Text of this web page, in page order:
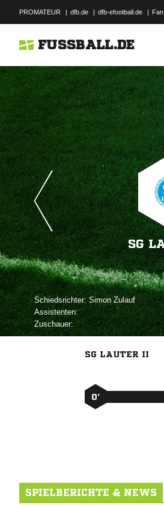
PROMATEUR | dfb.de | dfb-efootball.de |
FUSSBALL.DE
SG
Schiedsrichter: 
Assistenten:
Zuschauer:
SG LAUTER II
0’
SPIELBERICHTE & NEWS